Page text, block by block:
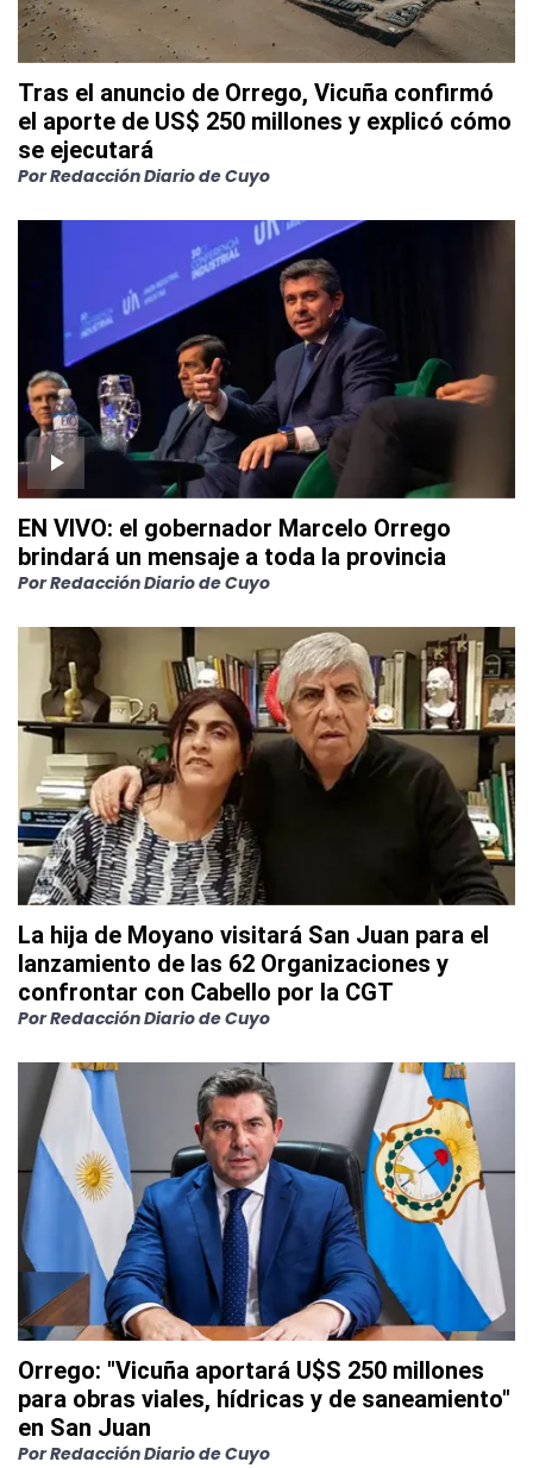
Tras el anuncio de Orrego, Vicuña confirmó
el aporte de US$ 250 millones y explicó cómo
se ejecutará
PorRedacción Diario de Cuyo
EN VIVO: el gobernador Marcelo Orrego
brindará un mensaje a toda la provincia
PorRedacción Diario de Cuyo
La hija de Moyano visitará San Juan para el
lanzamiento de las 62 Organizaciones y
confrontar con Cabello por la CGT
PorRedacción Diario de Cuyo
Orrego: "Vicuña aportará U$S 250 millones
para obras viales, hídricas y de saneamiento"
en San Juan
PorRedacción Diario de Cuyo